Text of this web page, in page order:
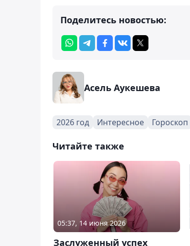
Поделитесь новостью:
Асель Аукешева
2026 год Интересное Гороскоп
Читайте также
05:37, 14 июня 2026
Заслуженный успех